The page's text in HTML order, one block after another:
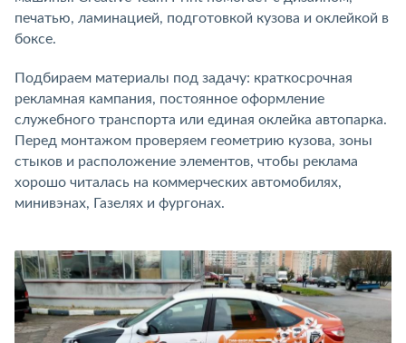
печатью, ламинацией, подготовкой кузова и оклейкой в
боксе.
Подбираем материалы под задачу: краткосрочная
рекламная кампания, постоянное оформление
служебного транспорта или единая оклейка автопарка.
Перед монтажом проверяем геометрию кузова, зоны
стыков и расположение элементов, чтобы реклама
хорошо читалась на коммерческих автомобилях,
минивэнах, Газелях и фургонах.